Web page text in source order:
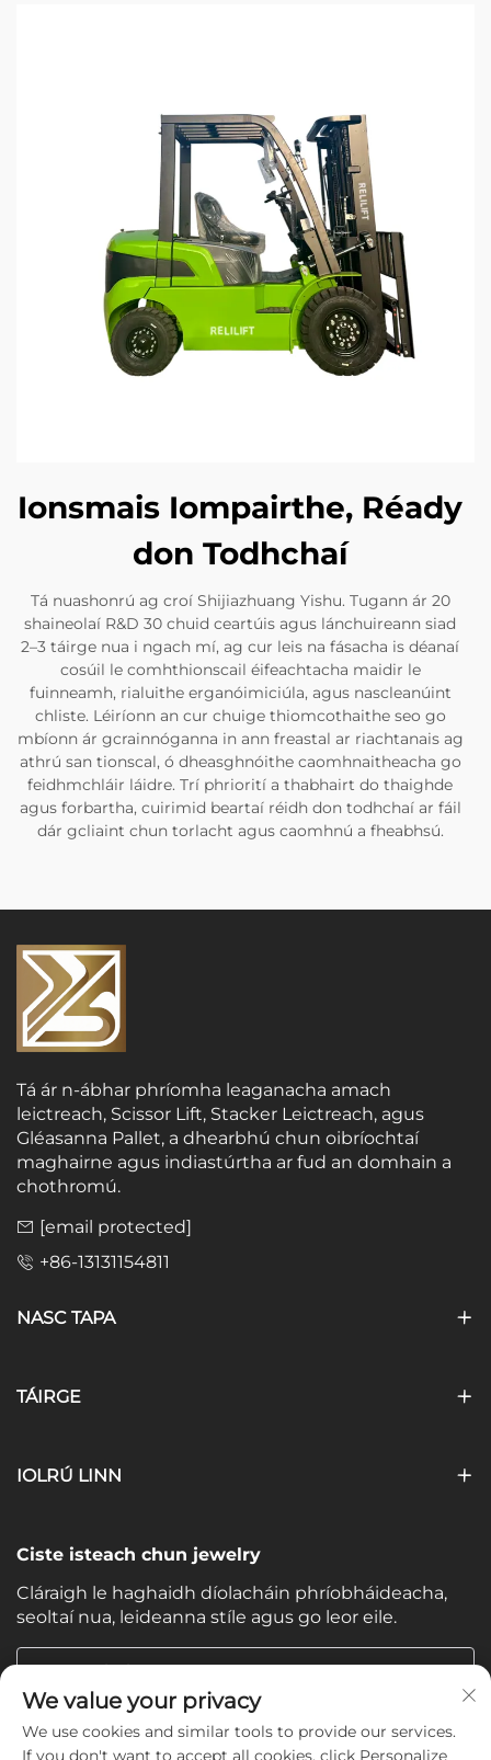
Ionsmais Iompairthe, Réady
don Todhchaí
Tá nuashonrú ag croí Shijiazhuang Yishu. Tugann ár 20
shaineolaí R&D 30 chuid ceartúis agus lánchuireann siad
2–3 táirge nua i ngach mí, ag cur leis na fásacha is déanaí
cosúil le comhthionscail éifeachtacha maidir le
fuinneamh, rialuithe erganóimiciúla, agus nascleanúint
chliste. Léiríonn an cur chuige thiomcothaithe seo go
mbíonn ár gcrainnóganna in ann freastal ar riachtanais ag
athrú san tionscal, ó dheasghnóithe caomhnaitheacha go
feidhmchláir láidre. Trí phriorití a thabhairt do thaighde
agus forbartha, cuirimid beartaí réidh don todhchaí ar fáil
dár gcliaint chun torlacht agus caomhnú a fheabhsú.
Tá ár n-ábhar phríomha leaganacha amach
leictreach, Scissor Lift, Stacker Leictreach, agus
Gléasanna Pallet, a dhearbhú chun oibríochtaí
maghairne agus indiastúrtha ar fud an domhain a
chothromú.
[email protected]
+86-13131154811
NASC TAPA
TÁIRGE
IOLRÚ LINN
Ciste isteach chun jewelry
Cláraigh le haghaidh díolacháin phríobháideacha,
seoltaí nua, leideanna stíle agus go leor eile.
Do Ríomhphost
Subscribe
We value your privacy
We use cookies and similar tools to provide our services.
If you don't want to accept all cookies, click Personalize